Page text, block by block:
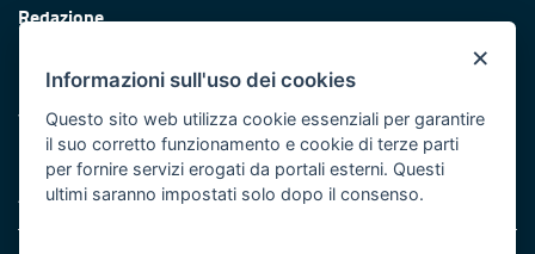
Redazione
Protezione civile
Vai al sito di Protezione Civile Puglia
Iniziativa finanziata con risorse del POR Puglia 2014/2020 -
Asse XI
×
Informazioni sull'uso dei cookies
Questo sito web utilizza cookie essenziali per garantire
il suo corretto funzionamento e cookie di terze parti
per fornire servizi erogati da portali esterni. Questi
ultimi saranno impostati solo dopo il consenso.